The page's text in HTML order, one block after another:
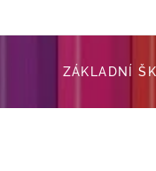
ZÁKLADNÍ